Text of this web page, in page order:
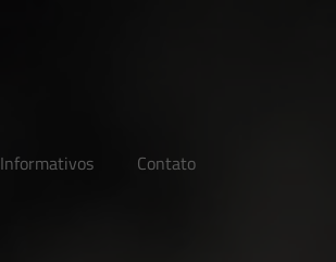
Informativos Contato